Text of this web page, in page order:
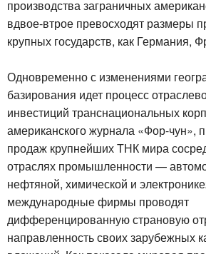
производства заграничных
вдвое-втрое превосходят размеры
крупных государств, как Германия,
Одновременно с изменениями
базирования идет процесс
инвестиций транснациональных
американского журнала «Фор-чун»,
продаж крупнейших ТНК мира
отраслях промышленности —
нефтяной, химической и
международные фирмы проводят
дифференцированную страновую
направленность своих зарубежных